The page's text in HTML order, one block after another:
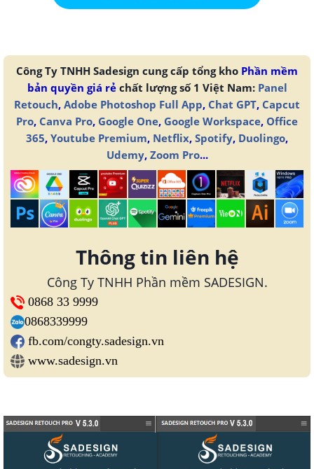
Công Ty TNHH Sadesign cung cấp tổng kho Phần mềm
bản quyền giá rẻchất lượng số 1 Việt Nam: Panel
Retouch, Adobe Photoshop Full App, Chat GPT, Capcut
Pro, Canva Pro, Google One, Google Workspace, Office
365, Youtube Premium, Netflix, Spotify, Duolingo,
Udemy, Zoom Pro...
Thông tin liên hệ
Công Ty TNHH Phần mềm SADESIGN.
0868 33 9999
0868339999
fb.com/congty.sadesign.vn
www.sadesign.vn